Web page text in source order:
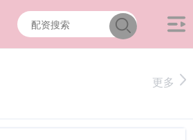
更多